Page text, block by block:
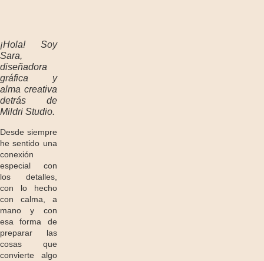
¡Hola! Soy
Sara,
diseñadora
gráfica y
alma creativa
detrás de
Mildri Studio.
Desde siempre
he sentido una
conexión
especial con
los detalles,
con lo hecho
con calma, a
mano y con
esa forma de
preparar las
cosas que
convierte algo